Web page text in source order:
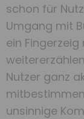
schon für
Umgang mit
ein
Nutzer ganz
unsinnige